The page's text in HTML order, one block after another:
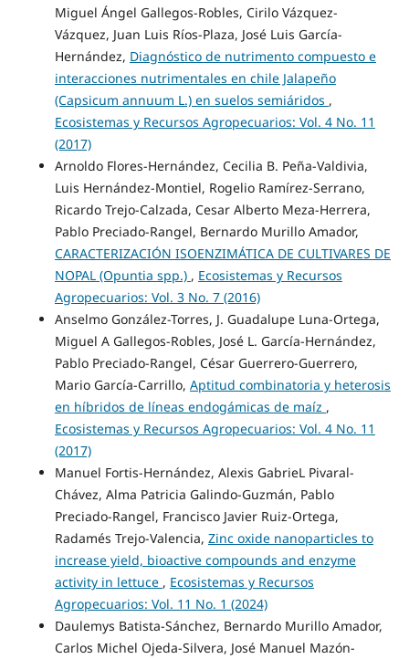
Miguel Ángel Gallegos-Robles, Cirilo Vázquez-
Vázquez, Juan Luis Ríos-Plaza, José Luis García-
Hernández, Diagnóstico de nutrimento compuesto e
interacciones nutrimentales en chile Jalapeño
(Capsicum annuum L.) en suelos semiáridos ,
Ecosistemas y Recursos Agropecuarios: Vol. 4 No. 11
(2017)
Arnoldo Flores-Hernández, Cecilia B. Peña-Valdivia,
Luis Hernández-Montiel, Rogelio Ramírez-Serrano,
Ricardo Trejo-Calzada, Cesar Alberto Meza-Herrera,
Pablo Preciado-Rangel, Bernardo Murillo Amador,
CARACTERIZACIÓN ISOENZIMÁTICA DE CULTIVARES DE
NOPAL (Opuntia spp.) , Ecosistemas y Recursos
Agropecuarios: Vol. 3 No. 7 (2016)
Anselmo González-Torres, J. Guadalupe Luna-Ortega,
Miguel A Gallegos-Robles, José L. García-Hernández,
Pablo Preciado-Rangel, César Guerrero-Guerrero,
Mario García-Carrillo, Aptitud combinatoria y heterosis
en híbridos de líneas endogámicas de maíz ,
Ecosistemas y Recursos Agropecuarios: Vol. 4 No. 11
(2017)
Manuel Fortis-Hernández, Alexis GabrieL Pivaral-
Chávez, Alma Patricia Galindo-Guzmán, Pablo
Preciado-Rangel, Francisco Javier Ruiz-Ortega,
Radamés Trejo-Valencia, Zinc oxide nanoparticles to
increase yield, bioactive compounds and enzyme
activity in lettuce , Ecosistemas y Recursos
Agropecuarios: Vol. 11 No. 1 (2024)
Daulemys Batista-Sánchez, Bernardo Murillo Amador,
Carlos Michel Ojeda-Silvera, José Manuel Mazón-